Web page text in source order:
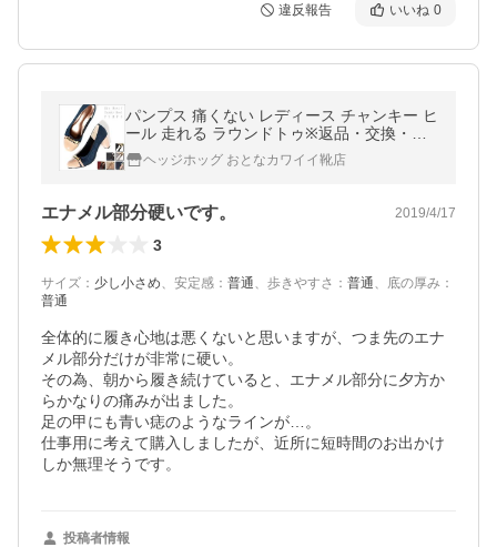
違反報告 いいね 0
パンプス 痛くない レディース チャンキー ヒ
ール 走れる ラウンドトゥ※返品・交換・保
証 不可
ヘッジホッグ おとなカワイイ靴店
エナメル部分硬いです。 2019/4/17
3
サイズ ： 少し小さめ、 安定感 ： 普通、 歩きやすさ ： 普通、 底の厚み ：
普通
全体的に履き心地は悪くないと思いますが、つま先のエナ
メル部分だけが非常に硬い。
その為、朝から履き続けていると、エナメル部分に夕方か
らかなりの痛みが出ました。
足の甲にも青い痣のようなラインが…。
仕事用に考えて購入しましたが、近所に短時間のお出かけ
しか無理そうです。
投稿者情報